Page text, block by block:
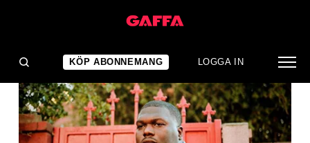
KÖP ABONNEMANG LOGGA IN